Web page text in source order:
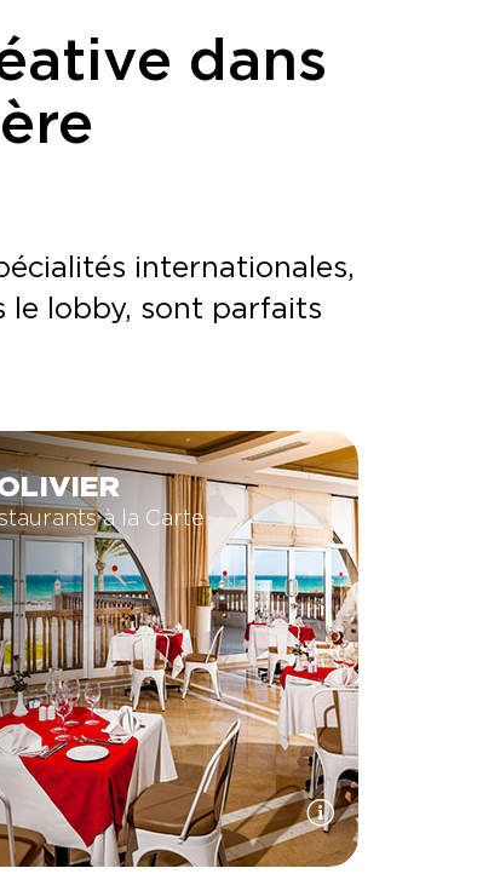
dans
internationales,
le lobby, sont parfaits
à la Carte